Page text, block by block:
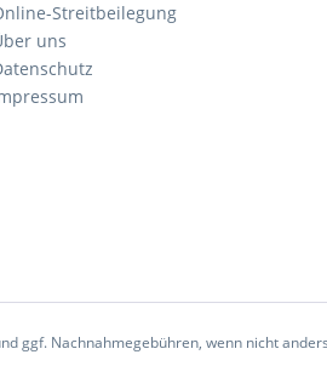
Streitbeilegung
uns
ggf. Nachnahmegebühren, wenn nicht